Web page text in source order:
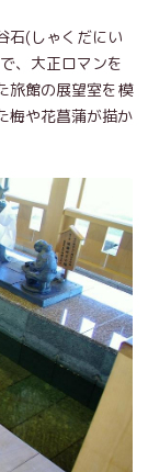
石(しゃくだにい
、大正ロマンを
旅館の展望室を模
梅や花菖蒲が描か